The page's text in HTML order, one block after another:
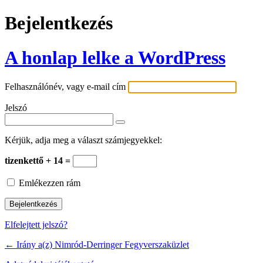
Bejelentkezés
A honlap lelke a WordPress
Felhasználónév, vagy e-mail cím
Jelszó
Kérjük, adja meg a választ számjegyekkel:
tizenkettő + 14 =
Emlékezzen rám
Elfelejtett jelszó?
← Irány a(z) Nimród-Derringer Fegyverszaküzlet